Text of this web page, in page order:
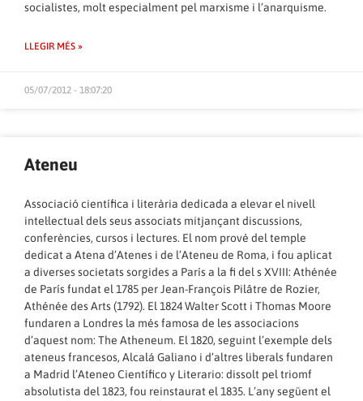
socialistes, molt especialment pel marxisme i l’anarquisme.
LLEGIR MÉS »
05/07/2012 - 18:07:20
Ateneu
Associació científica i literària dedicada a elevar el nivell
intel·lectual dels seus associats mitjançant discussions,
conferències, cursos i lectures. El nom prové del temple
dedicat a Atena d’Atenes i de l’Ateneu de Roma, i fou aplicat
a diverses societats sorgides a París a la fi del s XVIII: Athénée
de París fundat el 1785 per Jean-François Pilâtre de Rozier,
Athénée des Arts (1792). El 1824 Walter Scott i Thomas Moore
fundaren a Londres la més famosa de les associacions
d’aquest nom: The Atheneum. El 1820, seguint l’exemple dels
ateneus francesos, Alcalá Galiano i d’altres liberals fundaren
a Madrid l’Ateneo Científico y Literario: dissolt pel triomf
absolutista del 1823, fou reinstaurat el 1835. L’any següent el